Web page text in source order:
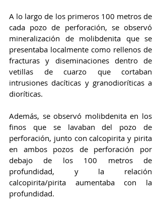
A lo largo de los primeros 100 metros de
cada pozo de perforación, se observó
mineralización de molibdenita que se
presentaba localmente como rellenos de
fracturas y diseminaciones dentro de
vetillas de cuarzo que cortaban
intrusiones dacíticas y granodioríticas a
dioríticas.
Además, se observó molibdenita en los
finos que se lavaban del pozo de
perforación, junto con calcopirita y pirita
en ambos pozos de perforación por
debajo de los 100 metros de
profundidad, y la relación
calcopirita/pirita aumentaba con la
profundidad.